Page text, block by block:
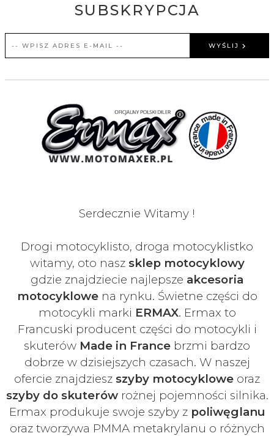
SUBSKRYPCJA
WYŚLIJ
Serdecznie Witamy !
Drogi motocyklisto, droga motocyklistko
witamy, oto nasz sklep motocyklowy
gdzie znajdziecie najlepsze akcesoria
motocyklowena rynku. Świetne części do
motocykli marki ERMAX. Ermax to
Francuski producent części do motocykli i
skuterów Made in France brzmi bardzo
dobrze w dzisiejszych czasach. W naszej
ofercie znajdziesz szyby motocyklowe oraz
szyby do skuterówrożnej pojemności silnika.
Ermax produkuje swoje szyby z poliwęglanu
oraz tworzywa PMMA metakrylanu o różnych